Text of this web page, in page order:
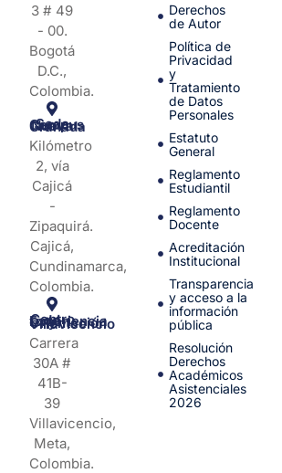
3 # 49
- 00.
Bogotá
D.C.,
Colombia.
Sede Campus Nueva Granada
Kilómetro
2, vía
Cajicá
-
Zipaquirá.
Cajicá,
Cundinamarca,
Colombia.
Centro de Experiencia y Orientación Villavicencio
Carrera
30A #
41B-
39
Villavicencio,
Meta,
Colombia.
Derechos
de Autor
Política de
Privacidad
y
Tratamiento
de Datos
Personales
Estatuto
General
Reglamento
Estudiantil
Reglamento
Docente
Acreditación
Institucional
Transparencia
y acceso a la
información
pública
Resolución
Derechos
Académicos
Asistenciales
2026